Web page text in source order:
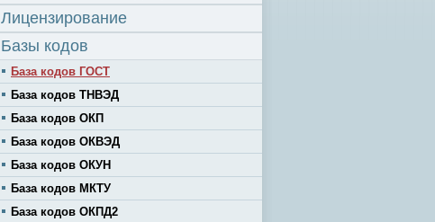
Лицензирование
Базы кодов
База кодов ГОСТ
База кодов ТНВЭД
База кодов ОКП
База кодов ОКВЭД
База кодов ОКУН
База кодов МКТУ
База кодов ОКПД2